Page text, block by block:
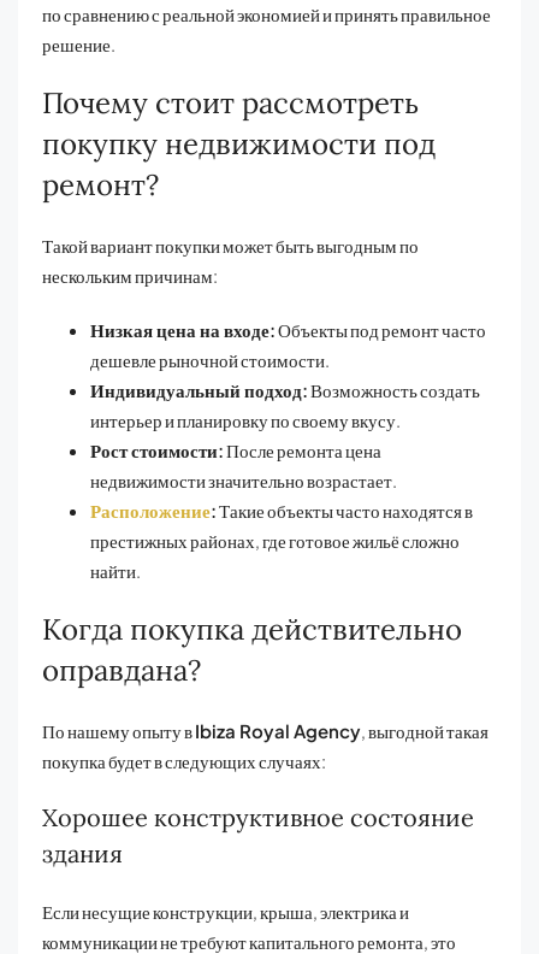
по сравнению с реальной экономией и принять правильное
решение.
Почему стоит рассмотреть
покупку недвижимости под
ремонт?
Такой вариант покупки может быть выгодным по
нескольким причинам:
Низкая цена на входе:Объекты под ремонт часто
дешевле рыночной стоимости.
Индивидуальный подход:Возможность создать
интерьер и планировку по своему вкусу.
Рост стоимости:После ремонта цена
недвижимости значительно возрастает.
Расположение:Такие объекты часто находятся в
престижных районах, где готовое жильё сложно
найти.
Когда покупка действительно
оправдана?
По нашему опыту вIbiza Royal Agency , выгодной такая
покупка будет в следующих случаях:
Хорошее конструктивное состояние
здания
Если несущие конструкции, крыша, электрика и
коммуникации не требуют капитального ремонта, это